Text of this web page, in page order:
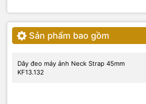
Sản phẩm bao gồm
Dây đeo máy ảnh Neck Strap 45mm
KF13.132